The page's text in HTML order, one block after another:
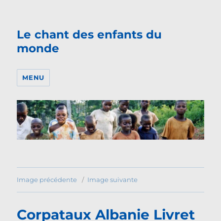
Le chant des enfants du
monde
MENU
Image précédente Image suivante
Corpataux Albanie Livret